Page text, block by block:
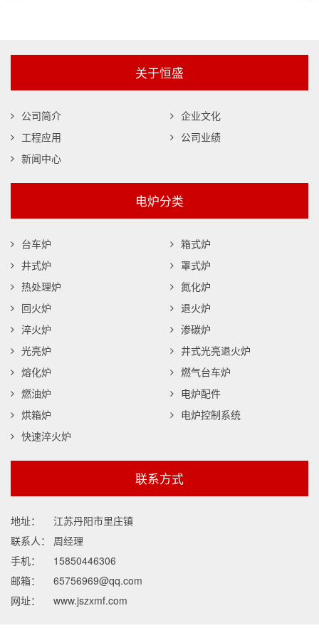
关于恒盛
公司简介
企业文化
工程应用
公司业绩
新闻中心
电炉分类
台车炉
箱式炉
井式炉
罩式炉
热处理炉
氮化炉
回火炉
退火炉
淬火炉
渗碳炉
光亮炉
井式光亮退火炉
熔化炉
燃气台车炉
燃油炉
电炉配件
烘箱炉
电炉控制系统
快速淬火炉
联系方式
地址：
江苏丹阳市里庄镇
联系人：
周经理
手机：
15850446306
邮箱：
65756969@qq.com
网址：
www.jszxmf.com